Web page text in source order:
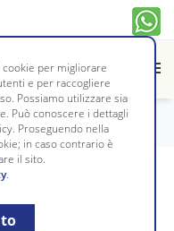
per migliorare
e per raccogliere
Possiamo utilizzare sia
Può conoscere i dettagli
Proseguendo nella
in caso contrario è
il sito.
.